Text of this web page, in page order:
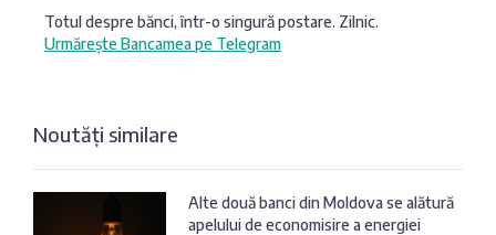
Totul despre bănci, într-o singură postare. Zilnic.
Urmărește Bancamea pe Telegram
Noutăți similare
Alte două banci din Moldova se alătură
apelului de economisire a energiei